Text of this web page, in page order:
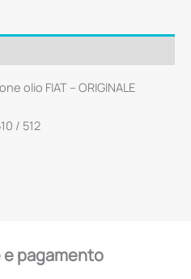
olio FIAT – ORIGINALE
/ 512
pagamento